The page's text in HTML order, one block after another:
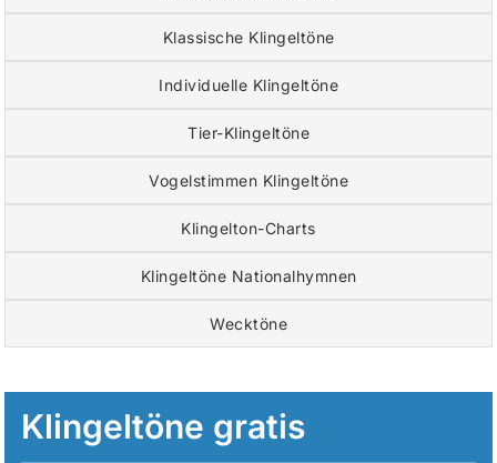
Klassische Klingeltöne
Individuelle Klingeltöne
Tier-Klingeltöne
Vogelstimmen Klingeltöne
Klingelton-Charts
Klingeltöne Nationalhymnen
Wecktöne
Klingeltöne gratis